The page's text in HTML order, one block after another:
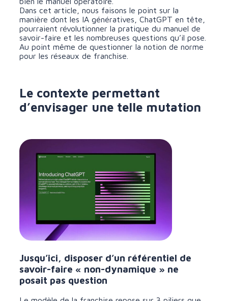
Dans cet article, nous faisons le point sur la
manière dont les IA génératives, ChatGPT en tête,
pourraient révolutionner la pratique du manuel de
savoir-faire et les nombreuses questions qu’il pose.
Au point même de questionner la notion de norme
pour les réseaux de franchise.
Le contexte permettant
d’envisager une telle mutation
Jusqu’ici, disposer d’un référentiel de
savoir-faire « non-dynamique » ne
posait pas question